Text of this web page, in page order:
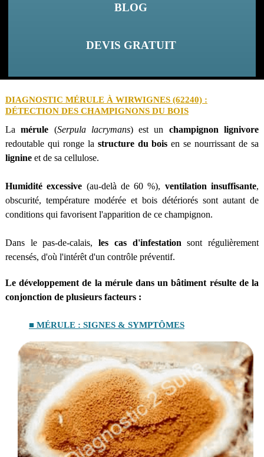
BLOG
DEVIS GRATUIT
DIAGNOSTIC MÉRULE À WIRWIGNES (62240) :
DÉTECTION DES CHAMPIGNONS DU BOIS
Lamérule (Serpula lacrymans) est un champignon lignivore
redoutable qui ronge la structure du bois en se nourrissant de sa
lignineet de sa cellulose.
Humidité excessive (au-delà de 60 %), ventilation insuffisante,
obscurité, température modérée et bois détériorés sont autant de
conditions qui favorisent l'apparition de ce champignon.
Dans le pas-de-calais,les cas d'infestation sont régulièrement
recensés, d'où l'intérêt d'un contrôle préventif.
Le développement de la mérule dans un bâtiment résulte de la
conjonction de plusieurs facteurs :
■ MÉRULE : SIGNES & SYMPTÔMES